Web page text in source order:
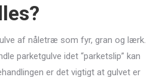
af nåletræ som fyr, gran og lærk.
parketgulve idet “parketslip” kan
er det vigtigt at gulvet er